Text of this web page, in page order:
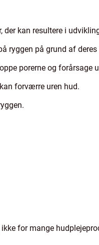
kan resultere i
ryggen på grund af
porerne og forårsage
forværre uren hud.
for mange